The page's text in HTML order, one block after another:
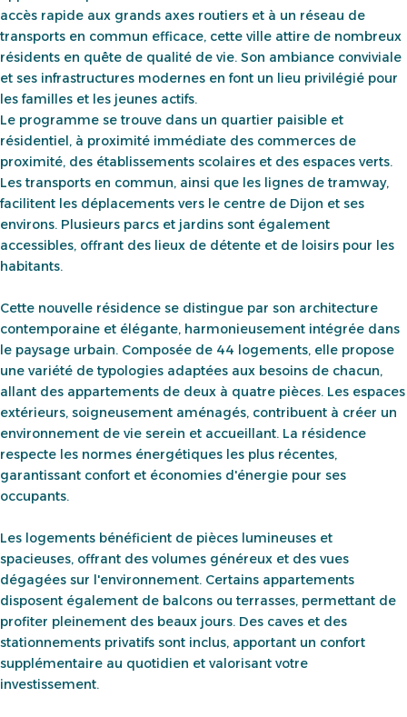
accès rapide aux grands axes routiers et à un réseau de
transports en commun efficace, cette ville attire de nombreux
résidents en quête de qualité de vie. Son ambiance conviviale
et ses infrastructures modernes en font un lieu privilégié pour
les familles et les jeunes actifs.
Le programme se trouve dans un quartier paisible et
résidentiel, à proximité immédiate des commerces de
proximité, des établissements scolaires et des espaces verts.
Les transports en commun, ainsi que les lignes de tramway,
facilitent les déplacements vers le centre de Dijon et ses
environs. Plusieurs parcs et jardins sont également
accessibles, offrant des lieux de détente et de loisirs pour les
habitants.
Cette nouvelle résidence se distingue par son architecture
contemporaine et élégante, harmonieusement intégrée dans
le paysage urbain. Composée de 44 logements, elle propose
une variété de typologies adaptées aux besoins de chacun,
allant des appartements de deux à quatre pièces. Les espaces
extérieurs, soigneusement aménagés, contribuent à créer un
environnement de vie serein et accueillant. La résidence
respecte les normes énergétiques les plus récentes,
garantissant confort et économies d'énergie pour ses
occupants.
Les logements bénéficient de pièces lumineuses et
spacieuses, offrant des volumes généreux et des vues
dégagées sur l'environnement. Certains appartements
disposent également de balcons ou terrasses, permettant de
profiter pleinement des beaux jours. Des caves et des
stationnements privatifs sont inclus, apportant un confort
supplémentaire au quotidien et valorisant votre
investissement.